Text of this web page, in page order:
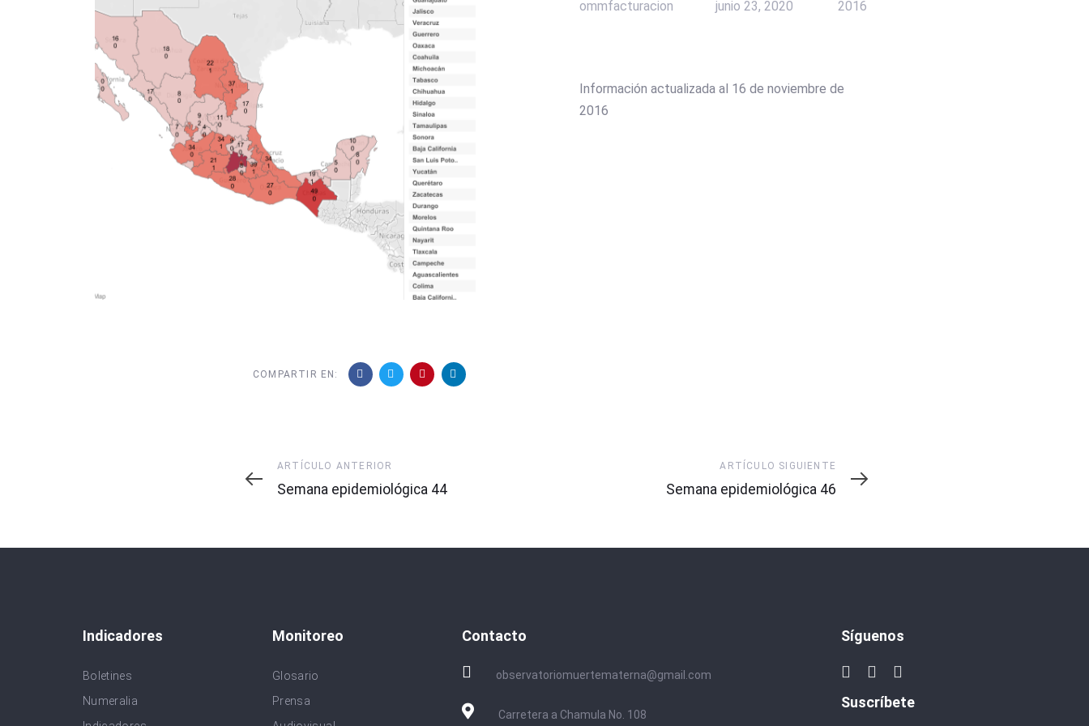
ommfacturacion junio 23, 2020 2016
Información actualizada al 16 de noviembre de
2016
COMPARTIR EN:
Artículo
Anterior
ARTÍCULO ANTERIOR
Semana epidemiológica 44
Siguiente
ARTÍCULO SIGUIENTE
Semana epidemiológica 46
Indicadores
Boletines
Numeralia
Monitoreo
Glosario
Prensa
Contacto
observatoriomuertematerna@gmail.com
Carretera a Chamula No. 108
Síguenos
Suscríbete